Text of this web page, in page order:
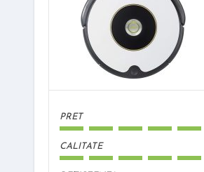
PRET
CALITATE